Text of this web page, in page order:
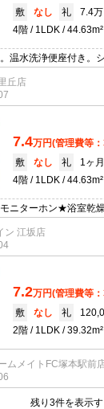
敷
なし 礼
7.4万
4階
1LDK 44.63m²
温水洗浄便座付き。
丘店
7.4万円(管理費等
敷
なし 礼
1ヶ月
4階
1LDK 44.63m²
ニターホン★浴室乾
ン 江坂店
7.2万円(管理費等
敷
なし 礼
2階
1LDK 39.32m²
ムメイトFC塚本駅前
残り3件を表示す